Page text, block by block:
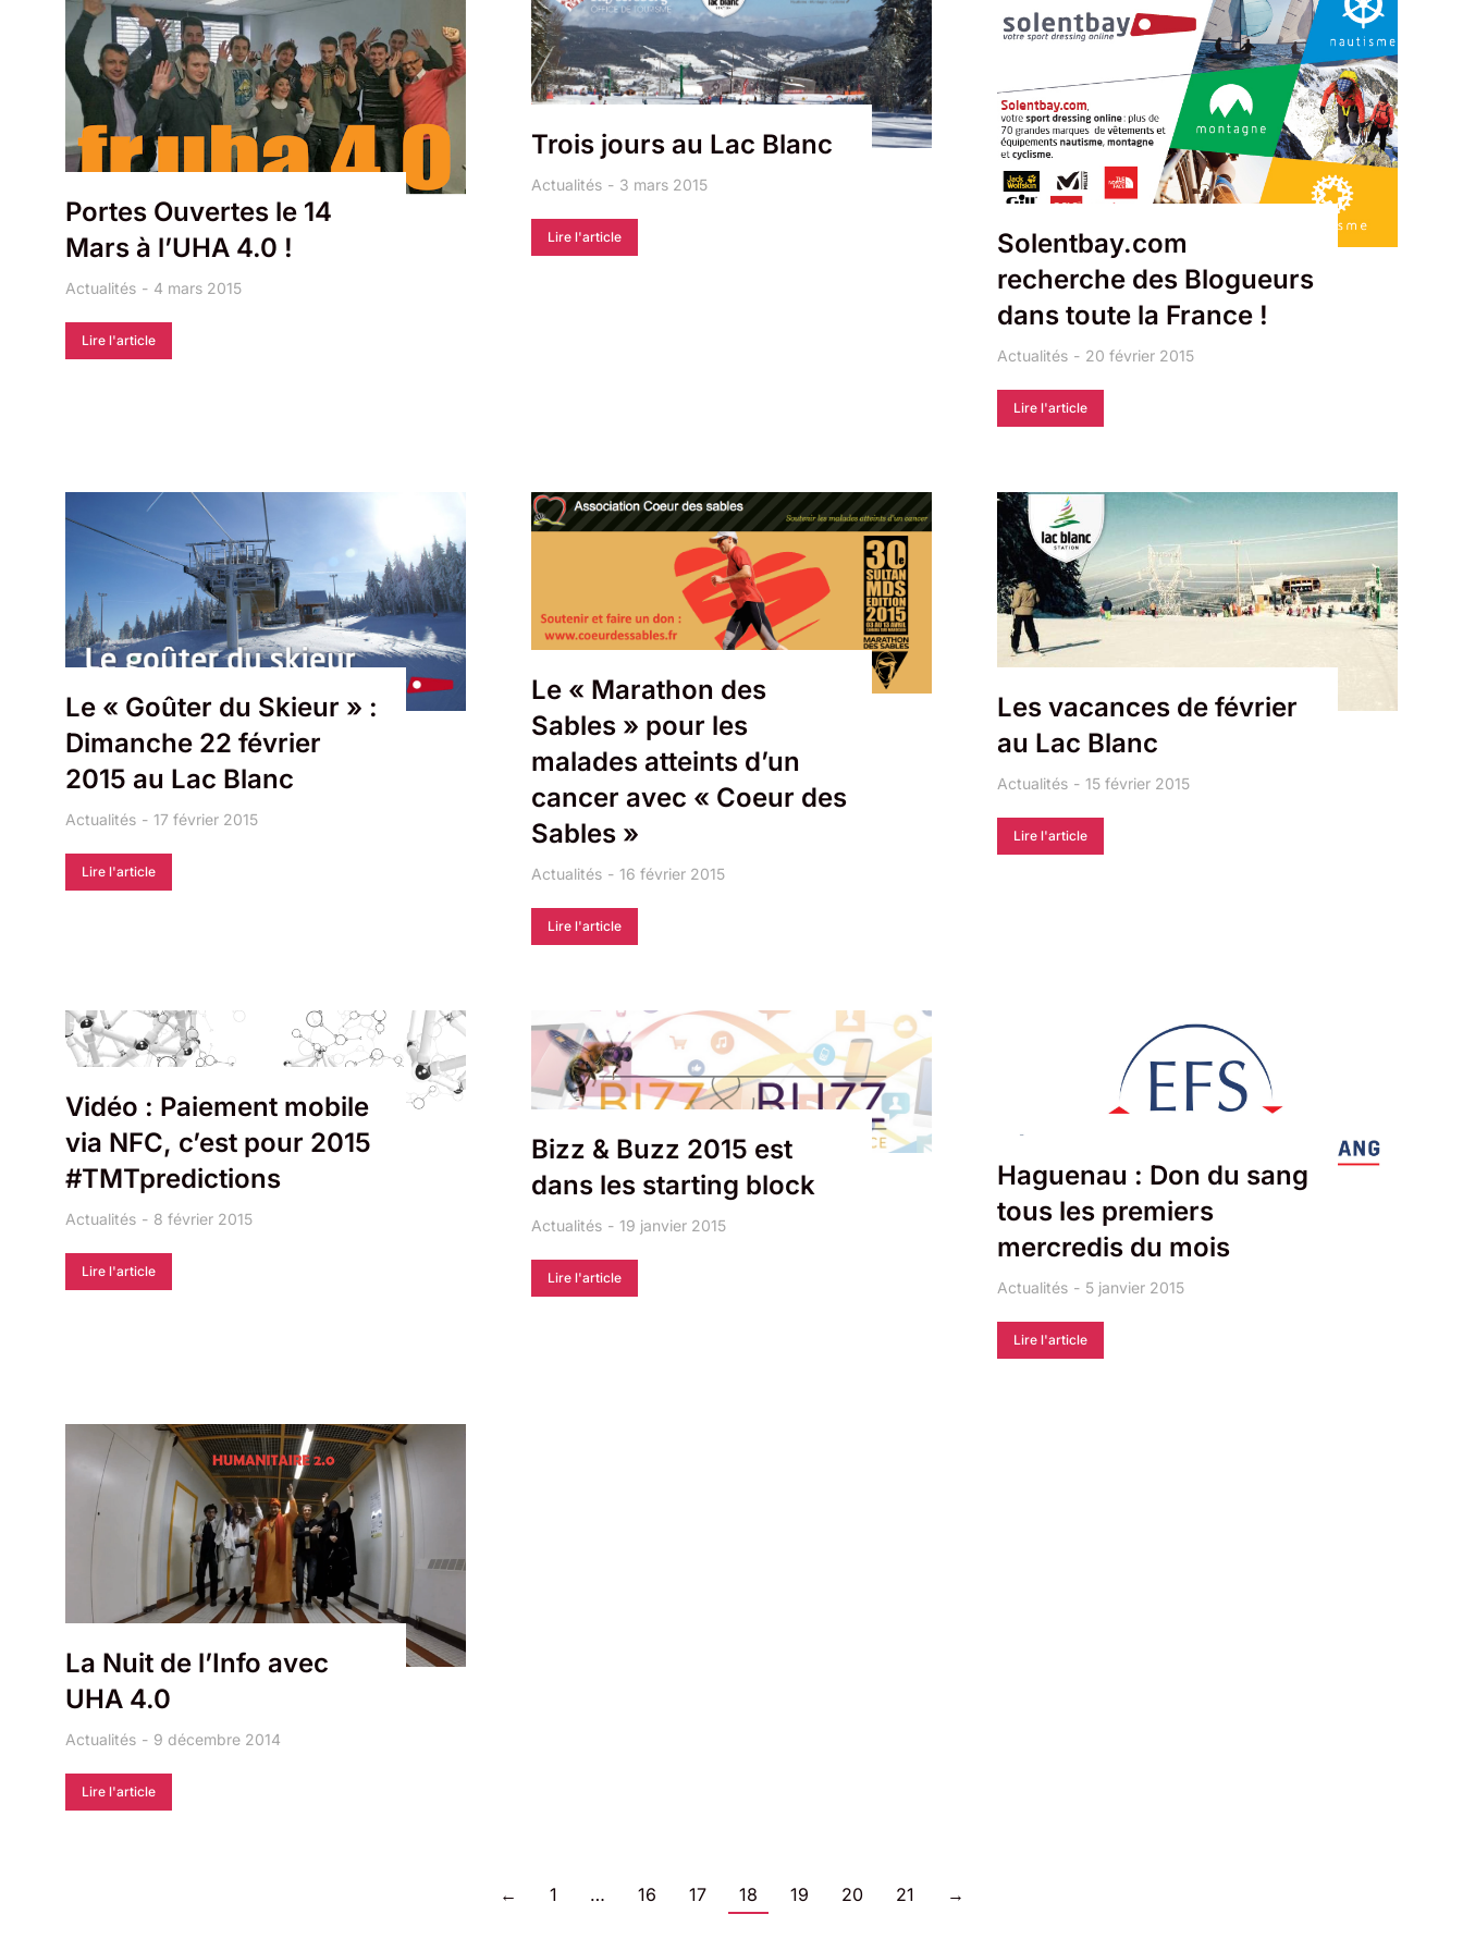
Portes Ouvertes le 14
Mars à l’UHA 4.0 !
Actualités 4 mars 2015
Lire l'article
Trois jours au Lac Blanc
Actualités 3 mars 2015
Lire l'article
Solentbay.com
recherche des Blogueurs
dans toute la France !
Actualités 20 février 2015
Lire l'article
Le « Goûter du Skieur » :
Dimanche 22 février
2015 au Lac Blanc
Actualités 17 février 2015
Lire l'article
Le « Marathon des
Sables » pour les
malades atteints d’un
cancer avec « Coeur des
Sables »
Actualités 16 février 2015
Lire l'article
Les vacances de février
au Lac Blanc
Actualités 15 février 2015
Lire l'article
Vidéo : Paiement mobile
via NFC, c’est pour 2015
#TMTpredictions
Actualités 8 février 2015
Lire l'article
Bizz & Buzz 2015 est
dans les starting block
Actualités 19 janvier 2015
Lire l'article
Haguenau : Don du sang
tous les premiers
mercredis du mois
Actualités 5 janvier 2015
Lire l'article
La Nuit de l’Info avec
UHA 4.0
Actualités 9 décembre 2014
Lire l'article
← 1 … 16 17 18 19 20 21 →